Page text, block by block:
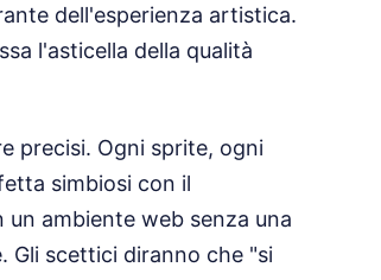
dell'esperienza artistica.
l'asticella della qualità
precisi. Ogni sprite, ogni
simbiosi con il
ambiente web senza una
Gli scettici diranno che "si